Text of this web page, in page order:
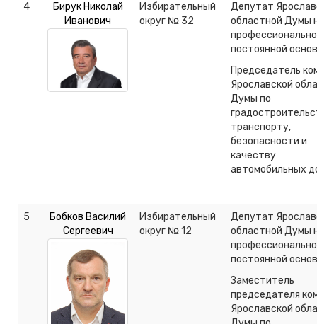
4
Бирук Николай
Иванович
Избирательный
округ № 32
Депутат
областной Думы
постоянной
Председатель
Ярославской
Думы по
транспорту,
безопасности и
качеству
автомобильных
5
Бобков Василий
Сергеевич
Избирательный
округ № 12
Депутат
областной Думы
постоянной
Заместитель
председателя
Ярославской